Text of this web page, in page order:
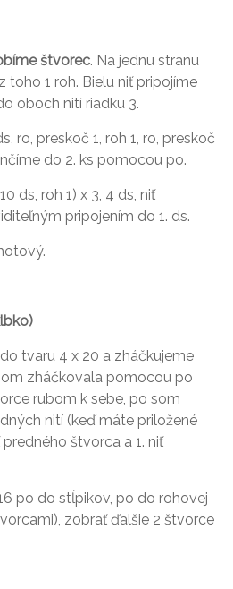
štvorec. Na jednu stranu
toho 1 roh. Bielu niť pripojíme
oboch nití riadku 3.
ro, preskoč 1, roh 1, ro, preskoč
do 2. ks pomocou po.
ds, roh 1) x 3, 4 ds, niť
pripojením do 1. ds.
tvaru 4 x 20 a zháčkujeme
zháčkovala pomocou po
rubom k sebe, po som
nití (keď máte priložené
štvorca a 1. niť
po do stĺpikov, po do rohovej
zobrať ďalšie 2 štvorce